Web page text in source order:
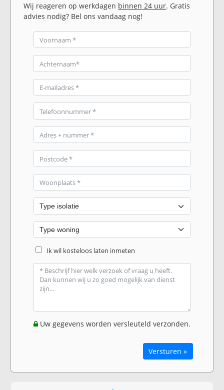
Wij reageren op werkdagen binnen 24 uur. Gratis
advies nodig? Bel ons vandaag nog!
Ik wil kosteloos laten inmeten
Uw gegevens worden versleuteld verzonden.
Versturen »